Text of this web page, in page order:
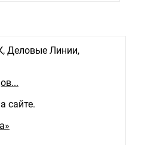
Деловые Линии,
сайте.